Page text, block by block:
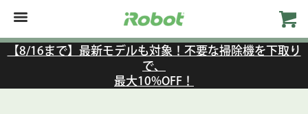
【8/16まで】最新モデルも対象！不要な掃除機を下取り
で、
最大10%OFF！